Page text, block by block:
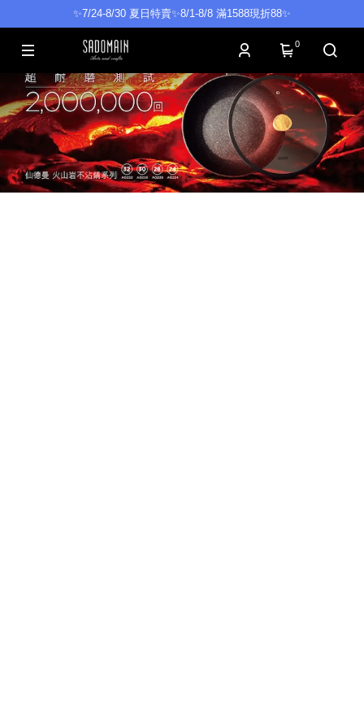
✨7/24-8/30 夏日特賣✨8/1-8/8 滿1588現折88✨
0